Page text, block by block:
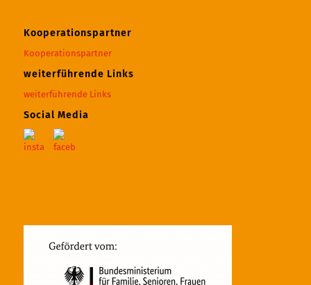
Kooperationspartner
Kooperationspartner
weiterführende Links
weiterführende Links
Social Media